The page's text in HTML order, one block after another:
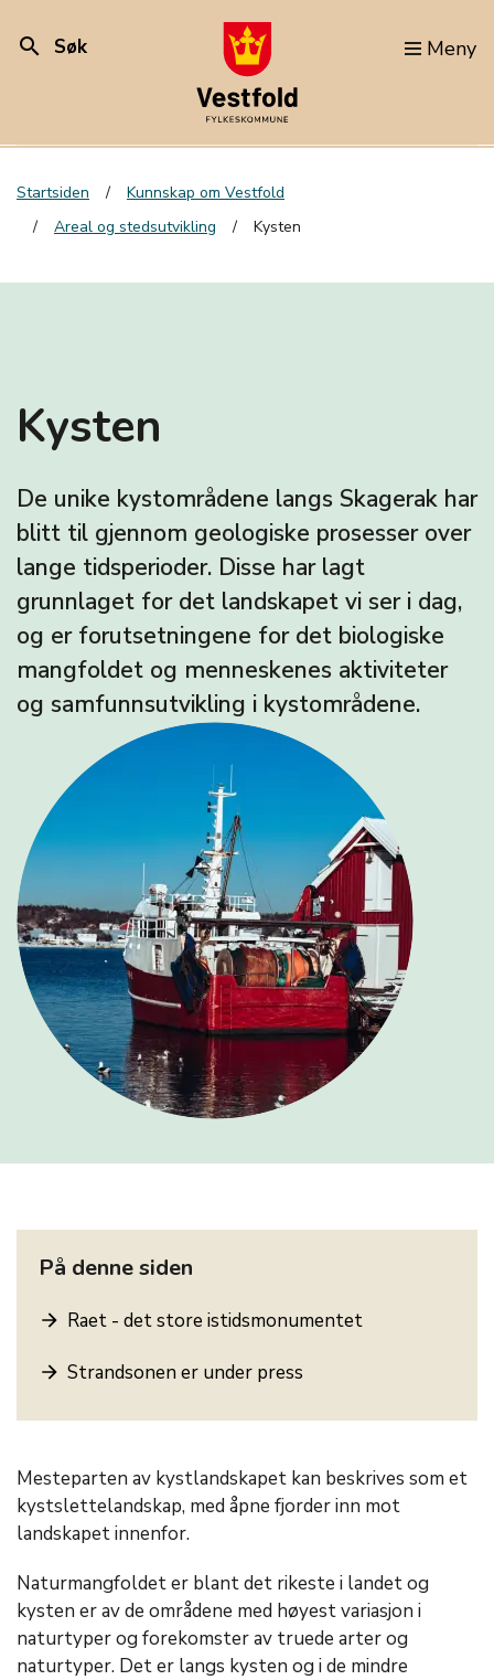
search Søk Meny
Startsiden
Kunnskap om Vestfold
Areal og stedsutvikling
Kysten
Kysten
De unike kystområdene langs Skagerak har
blitt til gjennom geologiske prosesser over
lange tidsperioder. Disse har lagt
grunnlaget for det landskapet vi ser i dag,
og er forutsetningene for det biologiske
mangfoldet og menneskenes aktiviteter
og samfunnsutvikling i kystområdene.
På denne siden
Raet - det store istidsmonumentet
Strandsonen er under press
Mesteparten av kystlandskapet kan beskrives som et
kystslettelandskap, med åpne fjorder inn mot
landskapet innenfor.
Naturmangfoldet er blant det rikeste i landet og
kysten er av de områdene med høyest variasjon i
naturtyper og forekomster av truede arter og
naturtyper. Det er langs kysten og i de mindre